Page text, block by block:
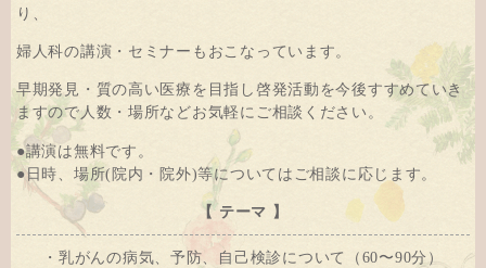
り、
婦人科の講演・セミナーもおこなっています。
早期発見・質の高い医療を目指し啓発活動を今後すすめていき
ますので人数・場所などお気軽にご相談ください。
●講演は無料です。
●日時、場所(院内・院外)等についてはご相談に応じます。
【 テーマ 】
・乳がんの病気、予防、自己検診について（60〜90分）